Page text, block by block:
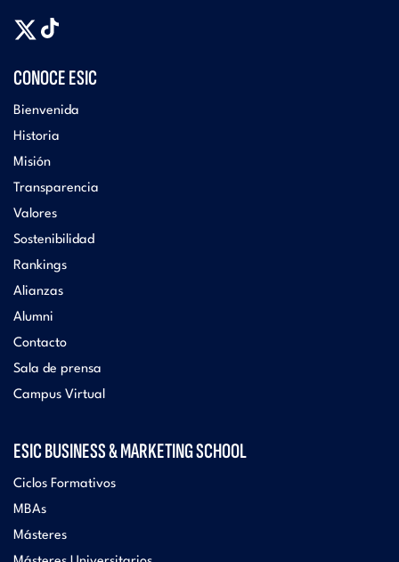
CONOCE ESIC
Bienvenida
Historia
Misión
Transparencia
Valores
Sostenibilidad
Rankings
Alianzas
Alumni
Contacto
Sala de prensa
Campus Virtual
ESIC BUSINESS & MARKETING SCHOOL
Ciclos Formativos
MBAs
Másteres